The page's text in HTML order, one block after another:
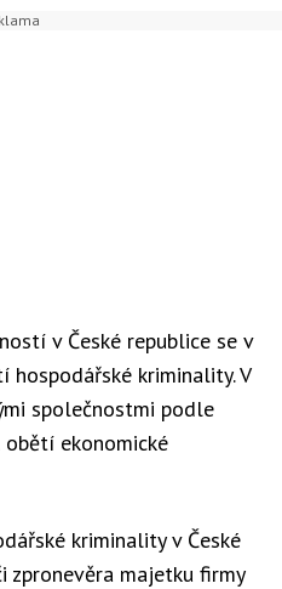
v České republice se v
kriminality. V
společnostmi podle
ekonomické
kriminality v České
zpronevěra majetku firmy